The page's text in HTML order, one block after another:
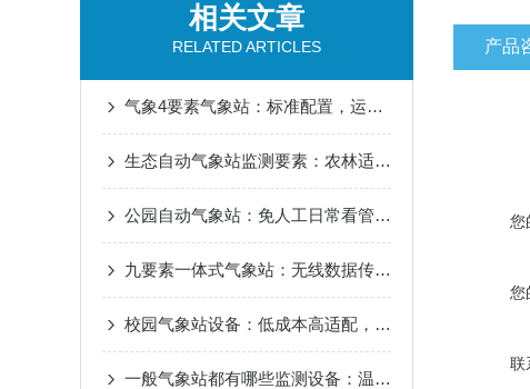
相关文章
RELATED ARTICLES
气象4要素气象站：标准配置，运维简单，户外气候仪器
生态自动气象站监测要素：农林适配，多维统计，气候变化追踪
公园自动气象站：免人工日常看管，节省运维成本
九要素一体式气象站：无线数据传输，云端实时查看
校园气象站设备：低成本高适配，校园气象站建设方案
一般气象站都有哪些监测设备：温湿度风速风向，降雨量实时监测
产品
您
您
联